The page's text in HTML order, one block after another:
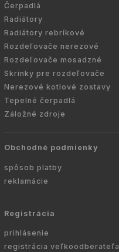
Čerpadlá
Radiátory
Radiátory rebríkové
Rozdeľovače nerezové
Rozdeľovače mosadzné
Skrinky pre rozdeľovače
Nerezové kotlové zostavy
Tepelné čerpadlá
Záložné zdroje
Obchodné podmienky
spôsob platby
reklamácie
Registrácia
prihlásenie
registrácia veľkoodberateľa